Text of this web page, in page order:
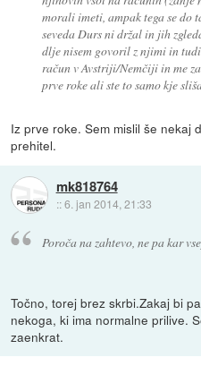
morali imeti, ampak tega se do
seveda Durs ni držal in jih
dlje nisem govoril z njimi in
račun v Avstriji/Nemčiji in me
prve roke ali ste to samo kje
Iz prve roke. Sem mislil še nekaj
prehitel.
mk818764
::6. jan 2014, 21:33
Poroča na zahtevo, ne pa kar
Točno, torej brez skrbi.Zakaj bi
nekoga, ki ima normalne prilive.
zaenkrat.